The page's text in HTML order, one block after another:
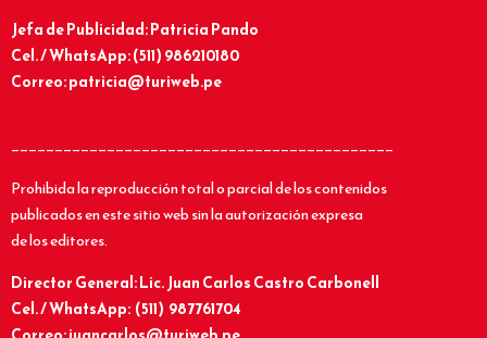
Jefa de Publicidad: Patricia Pando
Cel. / WhatsApp: (511) 986210180
Correo: patricia@turiweb.pe
____________________________________________
Prohibida la reproducción total o parcial de los contenidos
publicados en este sitio web sin la autorización expresa
de los editores.
Director General: Lic.Juan Carlos Castro Carbonell
Cel. / WhatsApp: (511) 987761704